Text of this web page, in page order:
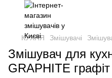
КУХНЯ Змішувачі
Змішувач для
GRAPHITE графіт